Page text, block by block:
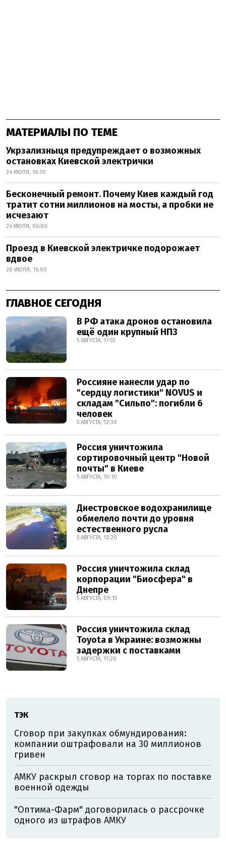
МАТЕРИАЛЫ ПО ТЕМЕ
Укрзализныця предупреждает о возможных
остановках Киевской электрички
24 ИЮЛЯ, 16:30
Бесконечный ремонт. Почему Киев каждый год
тратит сотни миллионов на мосты, а пробки не
исчезают
24 ИЮЛЯ, 06:00
Проезд в Киевской электричке подорожает
вдвое
20 ИЮЛЯ, 16:00
ГЛАВНОЕ СЕГОДНЯ
В РФ атака дронов остановила
ещё один крупный НПЗ
5 АВГУСТА, 17:55
Россияне нанесли удар по
"сердцу логистики" NOVUS и
складам "Сильпо": погибли 6
человек
5 АВГУСТА, 12:30
Россия уничтожила
сортировочный центр "Новой
почты" в Киеве
5 АВГУСТА, 10:10
Днестровское водохранилище
обмелело почти до уровня
естественного русла
5 АВГУСТА, 13:20
Россия уничтожила склад
корпорации "Биосфера" в
Днепре
5 АВГУСТА, 09:15
Россия уничтожила склад
Toyota в Украине: возможны
задержки с поставками
5 АВГУСТА, 17:20
ТЭК
Сговор при закупках обмундирования:
компании оштрафовали на 30 миллионов
гривен
АМКУ раскрыл сговор на торгах по поставке
военной одежды
"Оптима-Фарм" договорилась о рассрочке
одного из штрафов АМКУ